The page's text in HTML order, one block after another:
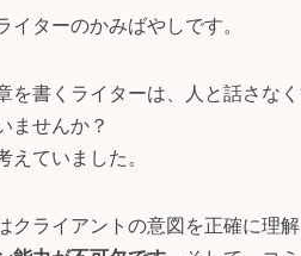
イターのかみばやしです。
を書くライターは、人と話さな
ませんか？
えていました。
クライアントの意図を正確に理解